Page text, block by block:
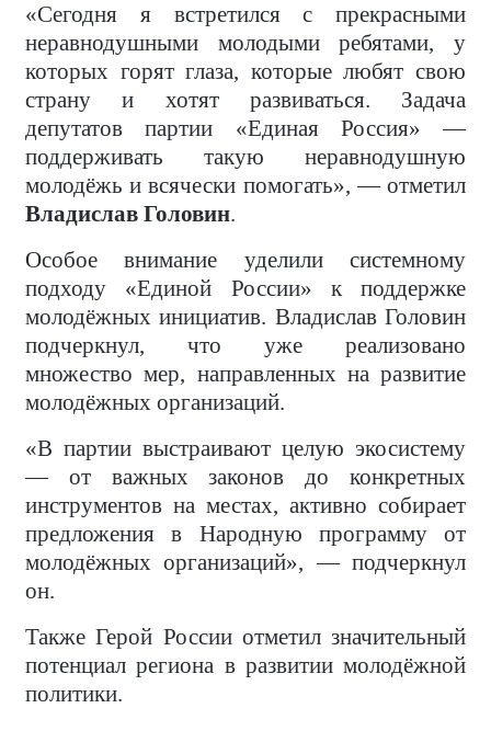
«Сегодня я встретился с прекрасными
неравнодушными молодыми ребятами, у
которых горят глаза, которые любят свою
страну и хотят развиваться. Задача
депутатов партии «Единая Россия» —
поддерживать такую неравнодушную
молодёжь и всячески помогать», — отметил
Владислав Головин.
Особое внимание уделили системному
подходу «Единой России» к поддержке
молодёжных инициатив. Владислав Головин
подчеркнул, что уже реализовано
множество мер, направленных на развитие
молодёжных организаций.
«В партии выстраивают целую экосистему
— от важных законов до конкретных
инструментов на местах, активно собирает
предложения в Народную программу от
молодёжных организаций», — подчеркнул
он.
Также Герой России отметил значительный
потенциал региона в развитии молодёжной
политики.